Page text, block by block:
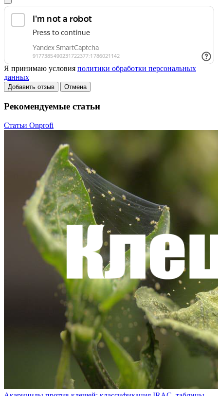
Я принимаю условия политики обработки персональных
данных
Добавить отзыв Отмена
Рекомендуемые статьи
Статьи Onprofi